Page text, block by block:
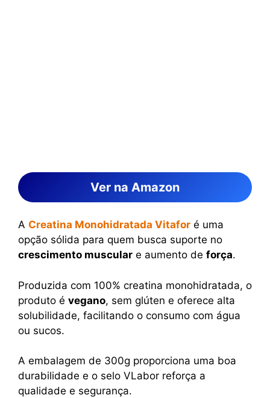
Ver na Amazon
A Creatina Monohidratada Vitafor é uma
opção sólida para quem busca suporte no
crescimento muscular e aumento de força.
Produzida com 100% creatina monohidratada, o
produto é vegano, sem glúten e oferece alta
solubilidade, facilitando o consumo com água
ou sucos.
A embalagem de 300g proporciona uma boa
durabilidade e o selo VLabor reforça a
qualidade e segurança.